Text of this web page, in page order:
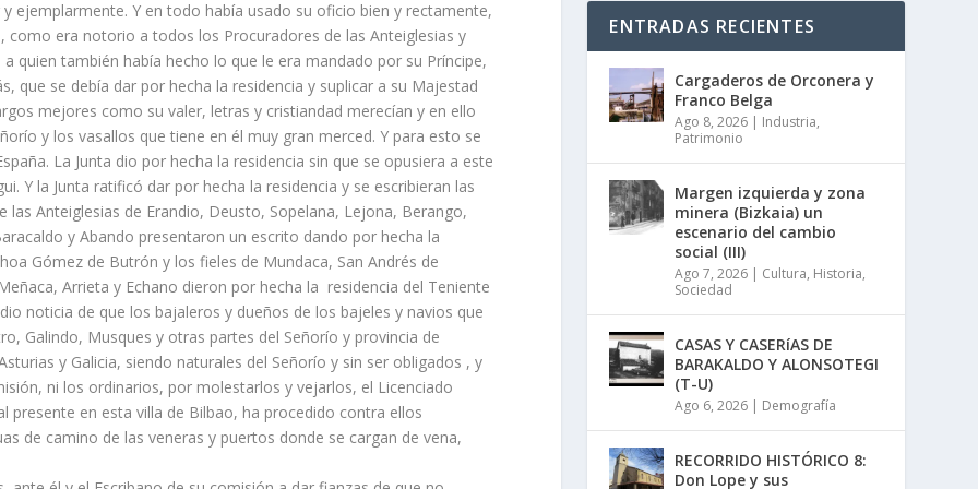
ejemplarmente. Y en todo había usado su oficio bien y rectamente,
era notorio a todos los Procuradores de las Anteiglesias y
quien también había hecho lo que le era mandado por su Príncipe,
que se debía dar por hecha la residencia y suplicar a su Majestad
mejores como su valer, letras y cristiandad merecían y en ello
y los vasallos que tiene en él muy gran merced. Y para esto se
La Junta dio por hecha la residencia sin que se opusiera a este
Y la Junta ratificó dar por hecha la residencia y se escribieran las
Anteiglesias de Erandio, Deusto, Sopelana, Lejona, Berango,
y Abando presentaron un escrito dando por hecha la
Gómez de Butrón y los fieles de Mundaca, San Andrés de
Arrieta y Echano dieron por hecha la residencia del Teniente
noticia de que los bajaleros y dueños de los bajeles y navios que
Galindo, Musques y otras partes del Señorío y provincia de
y Galicia, siendo naturales del Señorío y sin ser obligados , y
ni los ordinarios, por molestarlos y vejarlos, el Licenciado
presente en esta villa de Bilbao, ha procedido contra ellos
de camino de las veneras y puertos donde se cargan de vena,
ENTRADAS RECIENTES
Cargaderos de Orconera y
Franco Belga
Ago 8, 2026 | Industria,
Patrimonio
Margen izquierda y zona
minera (Bizkaia) un
escenario del cambio
social (III)
Ago 7, 2026 | Cultura, Historia,
Sociedad
CASAS Y CASERíAS DE
BARAKALDO Y ALONSOTEGI
(T-U)
Ago 6, 2026 | Demografía
RECORRIDO HISTÓRICO 8:
Don Lope y sus